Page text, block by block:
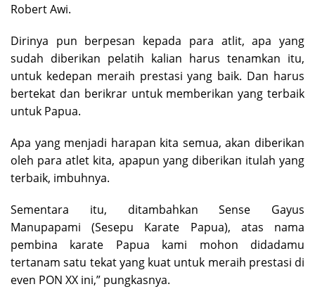
Robert Awi.
Dirinya pun berpesan kepada para atlit, apa yang
sudah diberikan pelatih kalian harus tenamkan itu,
untuk kedepan meraih prestasi yang baik. Dan harus
bertekat dan berikrar untuk memberikan yang terbaik
untuk Papua.
Apa yang menjadi harapan kita semua, akan diberikan
oleh para atlet kita, apapun yang diberikan itulah yang
terbaik, imbuhnya.
Sementara itu, ditambahkan Sense Gayus
Manupapami (Sesepu Karate Papua), atas nama
pembina karate Papua kami mohon didadamu
tertanam satu tekat yang kuat untuk meraih prestasi di
even PON XX ini,” pungkasnya.